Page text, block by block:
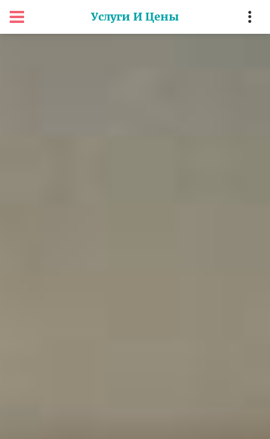
Услуги И Цены